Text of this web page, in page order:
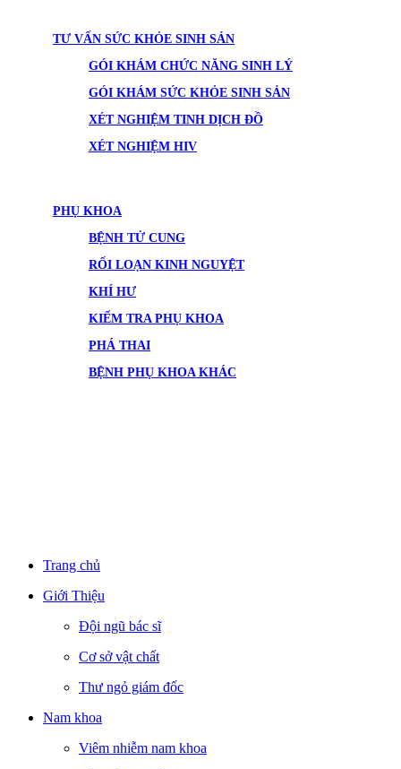
TƯ VẤN SỨC KHỎE SINH SẢN
GÓI KHÁM CHỨC NĂNG SINH LÝ
GÓI KHÁM SỨC KHỎE SINH SẢN
XÉT NGHIỆM TINH DỊCH ĐỒ
XÉT NGHIỆM HIV
PHỤ KHOA
BỆNH TỬ CUNG
RỐI LOẠN KINH NGUYỆT
KHÍ HƯ
KIỂM TRA PHỤ KHOA
PHÁ THAI
BỆNH PHỤ KHOA KHÁC
Trang chủ
Giới Thiệu
Đội ngũ bác sĩ
Cơ sở vật chất
Thư ngỏ giám đốc
Nam khoa
Viêm nhiễm nam khoa